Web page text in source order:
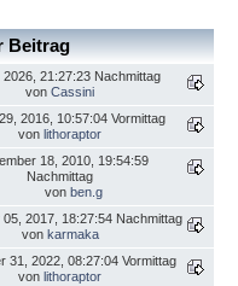
Beitrag
2026, 21:27:23 Nachmittag
von Cassini
2016, 10:57:04 Vormittag
von lithoraptor
18, 2010, 19:54:59
Nachmittag
von ben.g
05, 2017, 18:27:54 Nachmittag
von karmaka
31, 2022, 08:27:04 Vormittag
von lithoraptor